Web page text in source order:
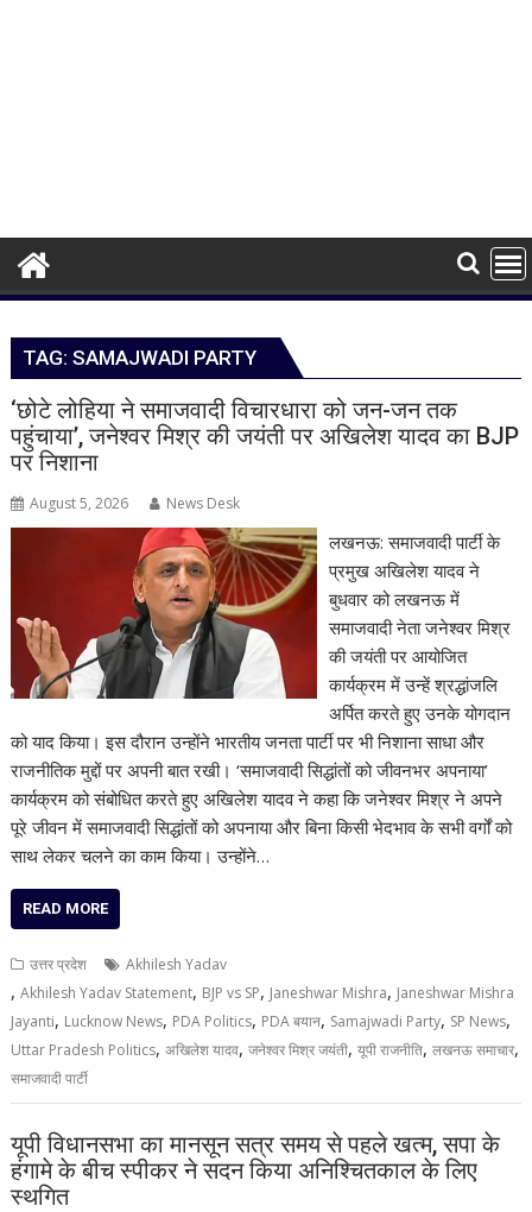
TAG:SAMAJWADI PARTY
‘छोटे लोहिया ने समाजवादी विचारधारा को जन-जन तक
पहुंचाया’, जनेश्वर मिश्र की जयंती पर अखिलेश यादव का BJP
पर निशाना
August 5, 2026 News Desk
लखनऊ: समाजवादी पार्टी के
प्रमुख अखिलेश यादव ने
बुधवार को लखनऊ में
समाजवादी नेता जनेश्वर मिश्र
की जयंती पर आयोजित
कार्यक्रम में उन्हें श्रद्धांजलि
अर्पित करते हुए उनके योगदान
को याद किया। इस दौरान उन्होंने भारतीय जनता पार्टी पर भी निशाना साधा और
राजनीतिक मुद्दों पर अपनी बात रखी। ‘समाजवादी सिद्धांतों को जीवनभर अपनाया’
कार्यक्रम को संबोधित करते हुए अखिलेश यादव ने कहा कि जनेश्वर मिश्र ने अपने
पूरे जीवन में समाजवादी सिद्धांतों को अपनाया और बिना किसी भेदभाव के सभी वर्गों को
साथ लेकर चलने का काम किया। उन्होंने…
READ MORE
उत्तर प्रदेश Akhilesh Yadav
,Akhilesh Yadav Statement, BJP vs SP, Janeshwar Mishra, Janeshwar Mishra
Jayanti, Lucknow News, PDA Politics, PDA बयान, Samajwadi Party, SP News,
Uttar Pradesh Politics,अखिलेश यादव,जनेश्वर मिश्र जयंती,यूपी राजनीति,लखनऊ समाचार,
समाजवादी पार्टी
यूपी विधानसभा का मानसून सत्र समय से पहले खत्म, सपा के
हंगामे के बीच स्पीकर ने सदन किया अनिश्चितकाल के लिए
स्थगित